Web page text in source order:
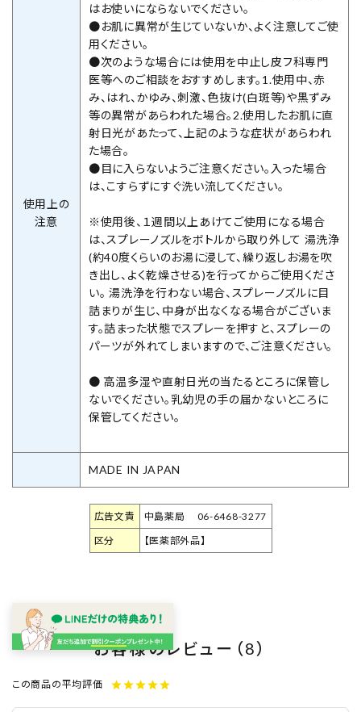
使用上の
注意
はお使いにならないでください。
●お肌に異常が生じていないか、よく注意してご使
用ください。
●次のような場合には使用を中止し皮フ科専門
医等へのご相談をおすすめします。1.使用中、赤
み、はれ、かゆみ、刺激、色抜け(白斑等)や黒ずみ
等の異常があらわれた場合。2.使用したお肌に直
射日光があたって、上記のような症状があらわれ
た場合。
●目に入らないようご注意ください。入った場合
は、こすらずにすぐ洗い流してください。
※使用後、１週間以上あけてご使用になる場合
は、スプレーノズルをボトルから取り外して 湯洗浄
(約40度くらいのお湯に浸して、繰り返しお湯を吹
き出し、よく乾燥させる)を行ってからご使用くださ
い。 湯洗浄を行わない場合、スプレーノズルに目
詰まりが生じ、中身が出なくなる場合がございま
す。詰まった状態でスプレーを押すと、スプレーの
パーツが外れてしまいますので、ご注意ください。
● 高温多湿や直射日光の当たるところに保管し
ないでください。乳幼児の手の届かないところに
保管してください。
MADE IN JAPAN
広告文責
中島薬局 06-6468-3277
区分
【医薬部外品】
お客様のレビュー（8）
この商品の平均評価 starstarstarstarstar